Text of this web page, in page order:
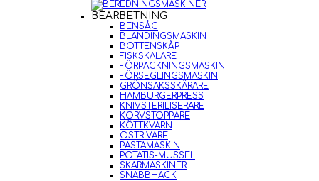
BEARBETNING
BENSÅG
BLANDINGSMASKIN
BOTTENSKÅP
FISKSKALARE
FÖRPACKNINGSMASKIN
FÖRSEGLINGSMASKIN
GRÖNSAKSSKÄRARE
HAMBURGERPRESS
KNIVSTERILISERARE
KORVSTOPPARE
KÖTTKVARN
OSTRIVARE
PASTAMASKIN
POTATIS-MUSSEL
SKÄRMASKINER
SNABBHACK